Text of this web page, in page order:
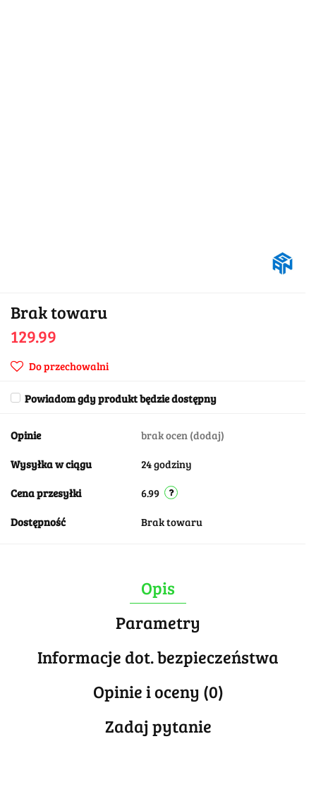
Brak towaru
129.99
Do przechowalni
Powiadom gdy produkt będzie dostępny
Opinie brak ocen (dodaj)
Wysyłka w ciągu 24 godziny
Cena przesyłki 6.99
Dostępność Brak towaru
Opis
Parametry
Informacje dot. bezpieczeństwa
Opinie i oceny (0)
Zadaj pytanie